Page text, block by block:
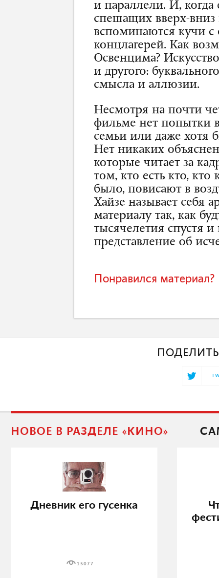
и параллели. И,
спешащих вверх-вниз
вспоминаются кучи с
концлагерей. Как
Освенцима?
и другого:
смысла и аллюзии.
Несмотря на почти
фильме нет попытки
семьи или даже хотя
Нет никаких
которые читает за
том, кто есть кто, кто
было, повисают в
Хайзе называет себя
материалу так, как
тысячелетия спустя
представление об
Понравился
НОВОЕ В РАЗДЕЛЕ «КИНО»
Дневник его гусенка
15077